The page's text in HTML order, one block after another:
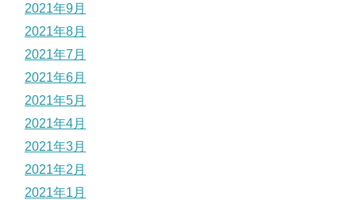
2021年9月
2021年8月
2021年7月
2021年6月
2021年5月
2021年4月
2021年3月
2021年2月
2021年1月